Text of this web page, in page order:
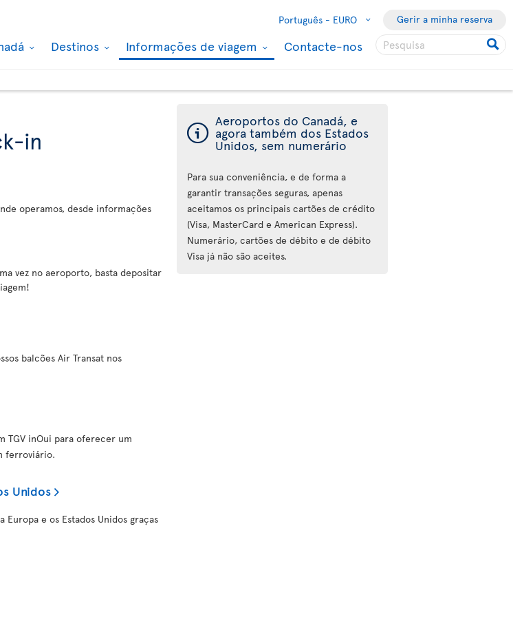
Português - EURO Gerir a minha reserva
Destinos Informações de viagem Contacte-nos
in
operamos, desde informações
vez no aeroporto, basta depositar
balcões Air Transat nos
TGV inOui para oferecer um
ferroviário.
Unidos
Europa e os Estados Unidos graças
ý Aeroportos do Canadá, e
agora também dos Estados
Unidos, sem numerário
Para sua conveniência, e de forma a
garantir transações seguras, apenas
aceitamos os principais cartões de crédito
(Visa, MasterCard e American Express).
Numerário, cartões de débito e de débito
Visa já não são aceites.